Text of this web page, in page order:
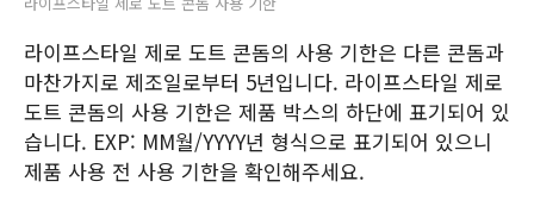
라이프스타일 제로 도트 콘돔의 사용 기한은 다른 콘돔과
마찬가지로 제조일로부터 5년입니다. 라이프스타일 제로
도트 콘돔의 사용 기한은 제품 박스의 하단에 표기되어 있
습니다. EXP: MM월/YYYY년 형식으로 표기되어 있으니
제품 사용 전 사용 기한을 확인해주세요.